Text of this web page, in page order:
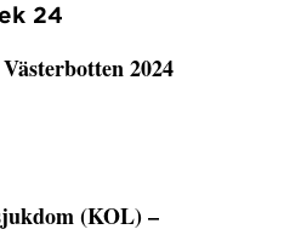
24
2024
(KOL) –